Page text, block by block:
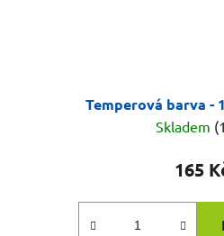
Temperová barva -
Skladem
165